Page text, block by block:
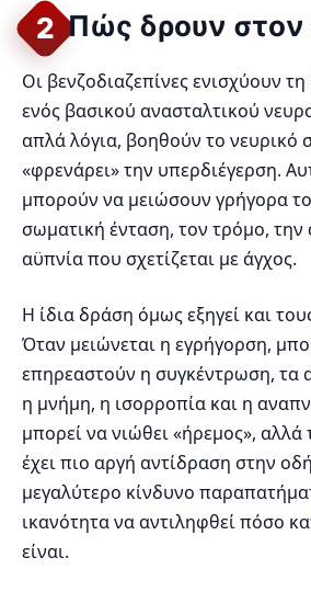
2 Πώς δρουν
Οι βενζοδιαζεπίνες ενισχύουν
ενός βασικού ανασταλτικού
απλά λόγια, βοηθούν το νευρικό
«φρενάρει» την υπερδιέγερση.
μπορούν να μειώσουν γρήγορα
σωματική ένταση, τον τρόμο, την
αϋπνία που σχετίζεται με άγχος.
Η ίδια δράση όμως εξηγεί και
Όταν μειώνεται η εγρήγορση,
επηρεαστούν η συγκέντρωση, τα
η μνήμη, η ισορροπία και η
μπορεί να νιώθει «ήρεμος»,
έχει πιο αργή αντίδραση στην
μεγαλύτερο κίνδυνο
ικανότητα να αντιληφθεί πόσο
είναι.